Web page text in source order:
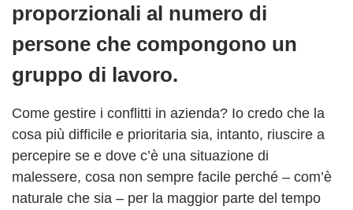
proporzionali al numero di
persone che compongono un
gruppo di lavoro.
Come gestire i conflitti in azienda? Io credo che la
cosa più difficile e prioritaria sia, intanto, riuscire a
percepire se e dove c’è una situazione di
malessere, cosa non sempre facile perché – com’è
naturale che sia – per la maggior parte del tempo